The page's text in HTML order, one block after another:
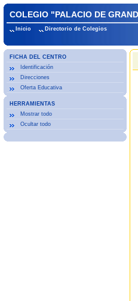
COLEGIO "PALACIO DE
Inicio Directorio de Colegios
FICHA DEL CENTRO
Identificación
Direcciones
Oferta Educativa
HERRAMIENTAS
Mostrar todo
Ocultar todo